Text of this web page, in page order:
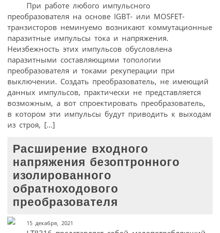
При работе любого импульсного
преобразователя на основе IGBT- или MOSFET-
транзисторов неминуемо возникают коммутационные
паразитные импульсы тока и напряжения.
Неизбежность этих импульсов обусловлена
паразитными составляющими топологии
преобразователя и токами рекуперации при
выключении. Создать преобразователь, не имеющий
данных импульсов, практически не представляется
возможным, а вот спроектировать преобразователь,
в котором эти импульсы будут приводить к выходам
из строя, […]
Расширение входного
напряжения безоптронного
изолированного
обратноходового
преобразователя
15 декабря, 2021